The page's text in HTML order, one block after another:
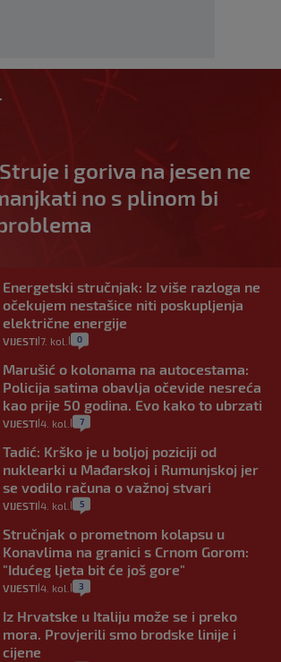
i goriva na jesen ne
no s plinom bi
Energetski stručnjak: Iz više razloga ne
očekujem nestašice niti poskupljenja
električne energije
VIJESTI 7. kol. 0
Marušić o kolonama na autocestama:
Policija satima obavlja očevide nesreća
kao prije 50 godina. Evo kako to ubrzati
VIJESTI 4. kol. 7
Tadić: Krško je u boljoj poziciji od
nuklearki u Mađarskoj i Rumunjskoj jer
se vodilo računa o važnoj stvari
VIJESTI 4. kol. 5
Stručnjak o prometnom kolapsu u
Konavlima na granici s Crnom Gorom:
"Idućeg ljeta bit će još gore"
VIJESTI 4. kol. 3
Iz Hrvatske u Italiju može se i preko
mora. Provjerili smo brodske linije i
cijene